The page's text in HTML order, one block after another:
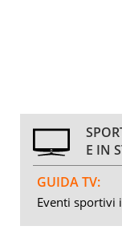
E IN
GUIDA TV:
Eventi sportivi